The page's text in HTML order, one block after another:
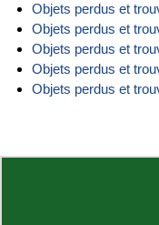
Objets perdus et
Objets perdus et
Objets perdus et
Objets perdus et
Objets perdus et